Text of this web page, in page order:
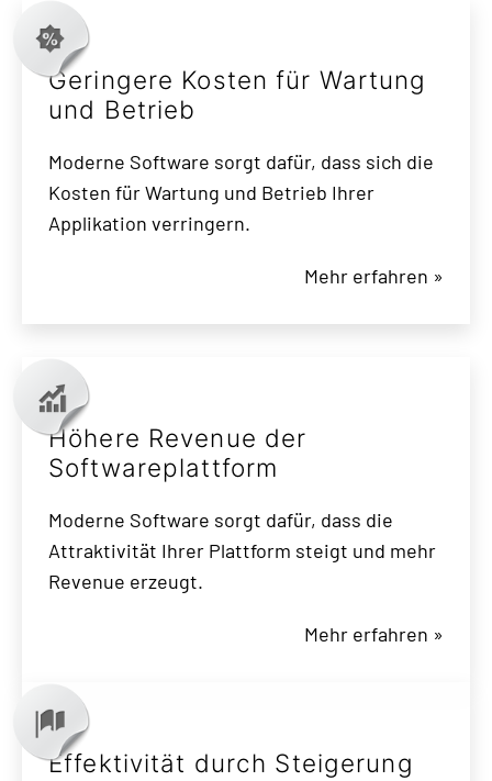
Geringere Kosten für Wartung
und Betrieb
Moderne Software sorgt dafür, dass sich die
Kosten für Wartung und Betrieb Ihrer
Applikation verringern.
Mehr erfahren »
Höhere Revenue der
Softwareplattform
Moderne Software sorgt dafür, dass die
Attraktivität Ihrer Plattform steigt und mehr
Revenue erzeugt.
Mehr erfahren »
Effektivität durch Steigerung